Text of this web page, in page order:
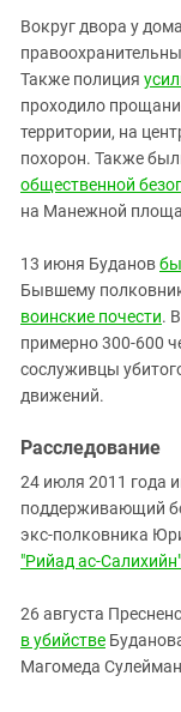
Вокруг двора у
Также полиция
проходило
территории, на
похорон. Также
общественной
на Манежной
13 июня Буданов
Бывшему
воинские почести.
примерно 300-600
сослуживцы
движений.
Расследование
24 июля 2011 года
поддерживающий
экс-полковника
"Рийад ас-Салихийн"
26 августа
в убийстве
Магомеда